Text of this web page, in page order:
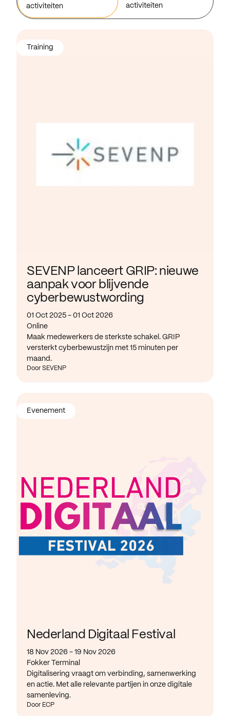
activiteiten
activiteiten
SEVENP lanceert GRIP: nieuwe
aanpak voor blijvende
cyberbewustwording
01 Oct 2025 - 01 Oct 2026
Online
Maak medewerkers de sterkste schakel. GRIP
versterkt cyberbewustzijn met 15 minuten per
maand.
Door SEVENP
Training
Nederland Digitaal Festival
18 Nov 2026 - 19 Nov 2026
Fokker Terminal
Digitalisering vraagt om verbinding, samenwerking
en actie. Met alle relevante partijen in onze digitale
samenleving.
Door ECP
Evenement